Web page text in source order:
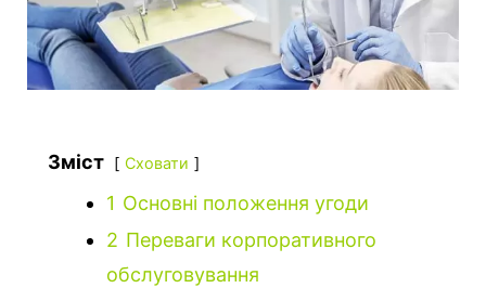
Зміст Сховати
1 Основні положення угоди
2 Переваги корпоративного
обслуговування